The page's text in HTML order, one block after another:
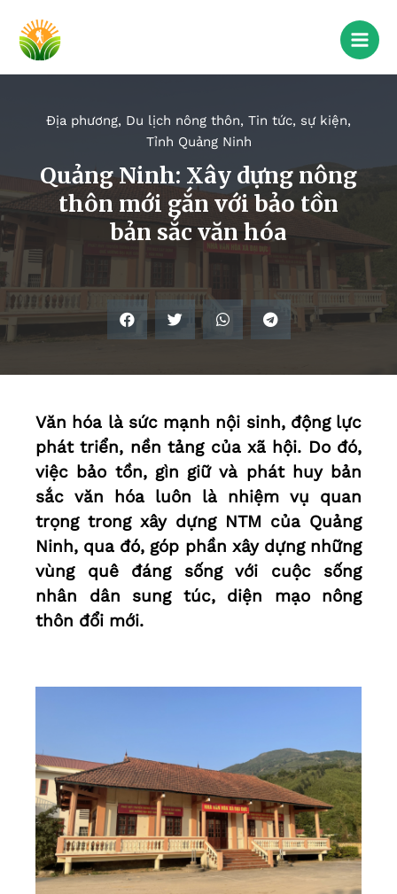
Địa phương, Du lịch nông thôn, Tin tức, sự kiện,
Tỉnh Quảng Ninh
Quảng Ninh: Xây dựng nông
thôn mới gắn với bảo tồn
bản sắc văn hóa
Văn hóa là sức mạnh nội sinh, động lực
phát triển, nền tảng của xã hội. Do đó,
việc bảo tồn, gìn giữ và phát huy bản
sắc văn hóa luôn là nhiệm vụ quan
trọng trong xây dựng NTM của Quảng
Ninh, qua đó, góp phần xây dựng những
vùng quê đáng sống với cuộc sống
nhân dân sung túc, diện mạo nông
thôn đổi mới.